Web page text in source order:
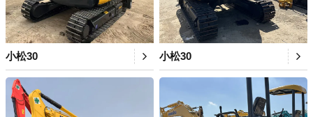
小松30 小松30